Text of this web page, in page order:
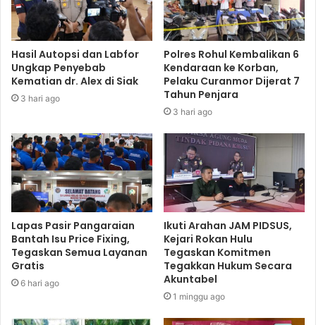
Hasil Autopsi dan Labfor
Ungkap Penyebab
Kematian dr. Alex di Siak
3 hari ago
Polres Rohul Kembalikan 6
Kendaraan ke Korban,
Pelaku Curanmor Dijerat 7
Tahun Penjara
3 hari ago
Lapas Pasir Pangaraian
Bantah Isu Price Fixing,
Tegaskan Semua Layanan
Gratis
6 hari ago
Ikuti Arahan JAM PIDSUS,
Kejari Rokan Hulu
Tegaskan Komitmen
Tegakkan Hukum Secara
Akuntabel
1 minggu ago